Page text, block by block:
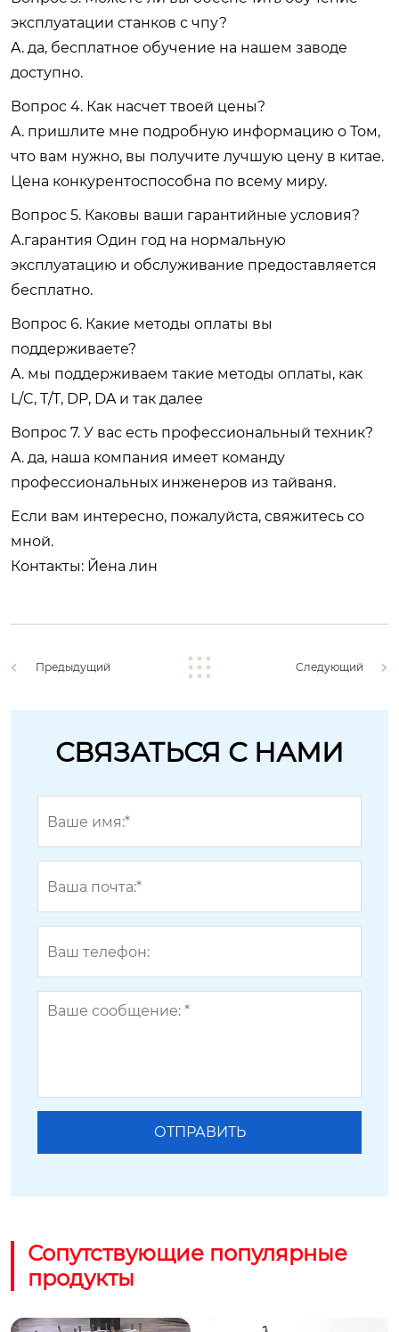
эксплуатации станков с чпу?
A. да, бесплатное обучение на нашем заводе
доступно.
Вопрос 4. Как насчет твоей цены?
A. пришлите мне подробную информацию о Том,
что вам нужно, вы получите лучшую цену в китае.
Цена конкурентоспособна по всему миру.
Вопрос 5. Каковы ваши гарантийные условия?
A.гарантия Один год на нормальную
эксплуатацию и обслуживание предоставляется
бесплатно.
Вопрос 6. Какие методы оплаты вы
поддерживаете?
A. мы поддерживаем такие методы оплаты, как
L/C, T/T, DP, DA и так далее
Вопрос 7. У вас есть профессиональный техник?
A. да, наша компания имеет команду
профессиональных инженеров из тайваня.
Если вам интересно, пожалуйста, свяжитесь со
мной.
Контакты: Йена лин
Предыдущий Следующий
СВЯЗАТЬСЯ С НАМИ
Сопутствующие популярные
продукты